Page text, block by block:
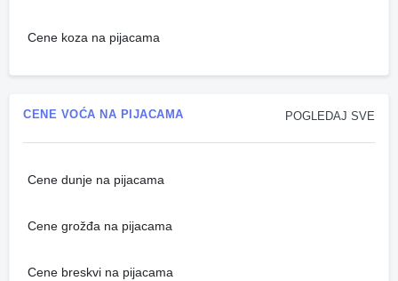
Cene koza na pijacama
POGLEDAJ SVE
CENE VOĆA NA PIJACAMA
Cene dunje na pijacama
Cene grožđa na pijacama
Cene breskvi na pijacama